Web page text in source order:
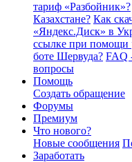
тариф «Разбойник»?
Казахстане? Как
«Яндекс.Диск» в
ссылке при помощи
боте Шервуда? FAQ
вопросы
Помощь
Создать обращение
Форумы
Премиум
Что нового?
Новые сообщения
Заработать